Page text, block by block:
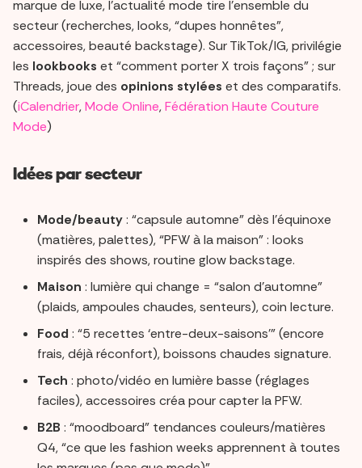
marque de luxe, l’actualité mode tire l’ensemble du
secteur (recherches, looks, “dupes honnêtes”,
accessoires, beauté backstage). Sur TikTok/IG, privilégie
les lookbooks et “comment porter X trois façons” ; sur
Threads, joue des opinions stylées et des comparatifs.
(iCalendrier,Mode Online,Fédération Haute Couture
Mode)
Idées par secteur
Mode/beauty: “capsule automne” dès l’équinoxe
(matières, palettes), “PFW à la maison” : looks
inspirés des shows, routine glow backstage.
Maison : lumière qui change = “salon d’automne”
(plaids, ampoules chaudes, senteurs), coin lecture.
Food : “5 recettes ‘entre-deux-saisons’” (encore
frais, déjà réconfort), boissons chaudes signature.
Tech : photo/vidéo en lumière basse (réglages
faciles), accessoires créa pour capter la PFW.
B2B : “moodboard” tendances couleurs/matières
Q4, “ce que les fashion weeks apprennent à toutes